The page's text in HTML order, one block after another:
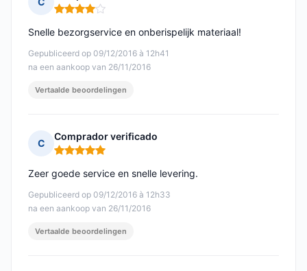
Opmerking: 4 van 5
Gepubliceerd op 09/12/2016 à 12h41
na een aankoop van 26/11/2016
Snelle bezorgservice en onberispelijk materiaal!
Vertaalde beoordelingen
C
Comprador verificado
Opmerking: 5 van 5
Gepubliceerd op 09/12/2016 à 12h33
na een aankoop van 26/11/2016
Zeer goede service en snelle levering.
Vertaalde beoordelingen